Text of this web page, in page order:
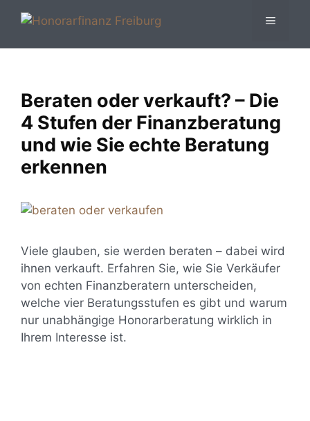
Inhalt
MENÜ
Beraten oder verkauft? – Die
4 Stufen der Finanzberatung
und wie Sie echte Beratung
erkennen
Viele glauben, sie werden beraten – dabei wird
ihnen verkauft. Erfahren Sie, wie Sie Verkäufer
von echten Finanzberatern unterscheiden,
welche vier Beratungsstufen es gibt und warum
nur unabhängige Honorarberatung wirklich in
Ihrem Interesse ist.